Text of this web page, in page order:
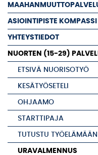
ASIOINTIPISTE KOMPASSI
YHTEYSTIEDOT
NUORTEN (15-29)
ETSIVÄ NUORISOTYÖ
KESÄTYÖSETELI
OHJAAMO
STARTTIPAJA
TUTUSTU
URAVALMENNUS